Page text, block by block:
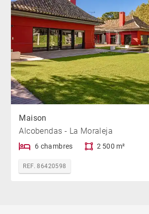
Maison
Alcobendas - La Moraleja
6 chambres 2 500 m²
REF. 86420598